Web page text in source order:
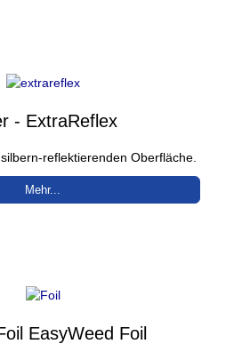
- ExtraReflex
reflektierenden Oberfläche.
Mehr...
EasyWeed Foil